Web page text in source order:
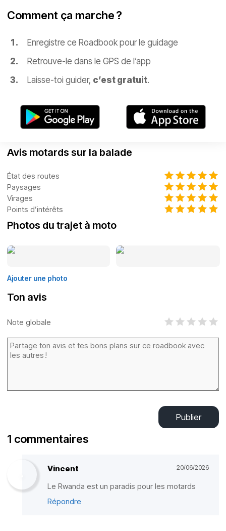
Comment ça marche ?
Enregistre ce Roadbook pour le guidage
Retrouve-le dans le GPS de l’app
Laisse-toi guider, c’est gratuit.
Avis motards sur la balade
État des routes
Paysages
Virages
Points d’intérêts
Photos du trajet à moto
Ajouter une photo
Ton avis
Note globale
Publier
1 commentaires
Vincent 20/06/2026
Le Rwanda est un paradis pour les motards
Répondre